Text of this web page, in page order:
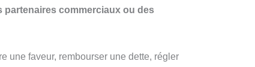
commerciaux ou des
une faveur, rembourser une dette, régler